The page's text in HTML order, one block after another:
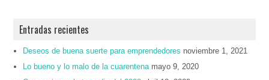
Entradas recientes
Deseos de buena suerte para emprendedores noviembre 1, 2021
Lo bueno y lo malo de la cuarentena mayo 9, 2020